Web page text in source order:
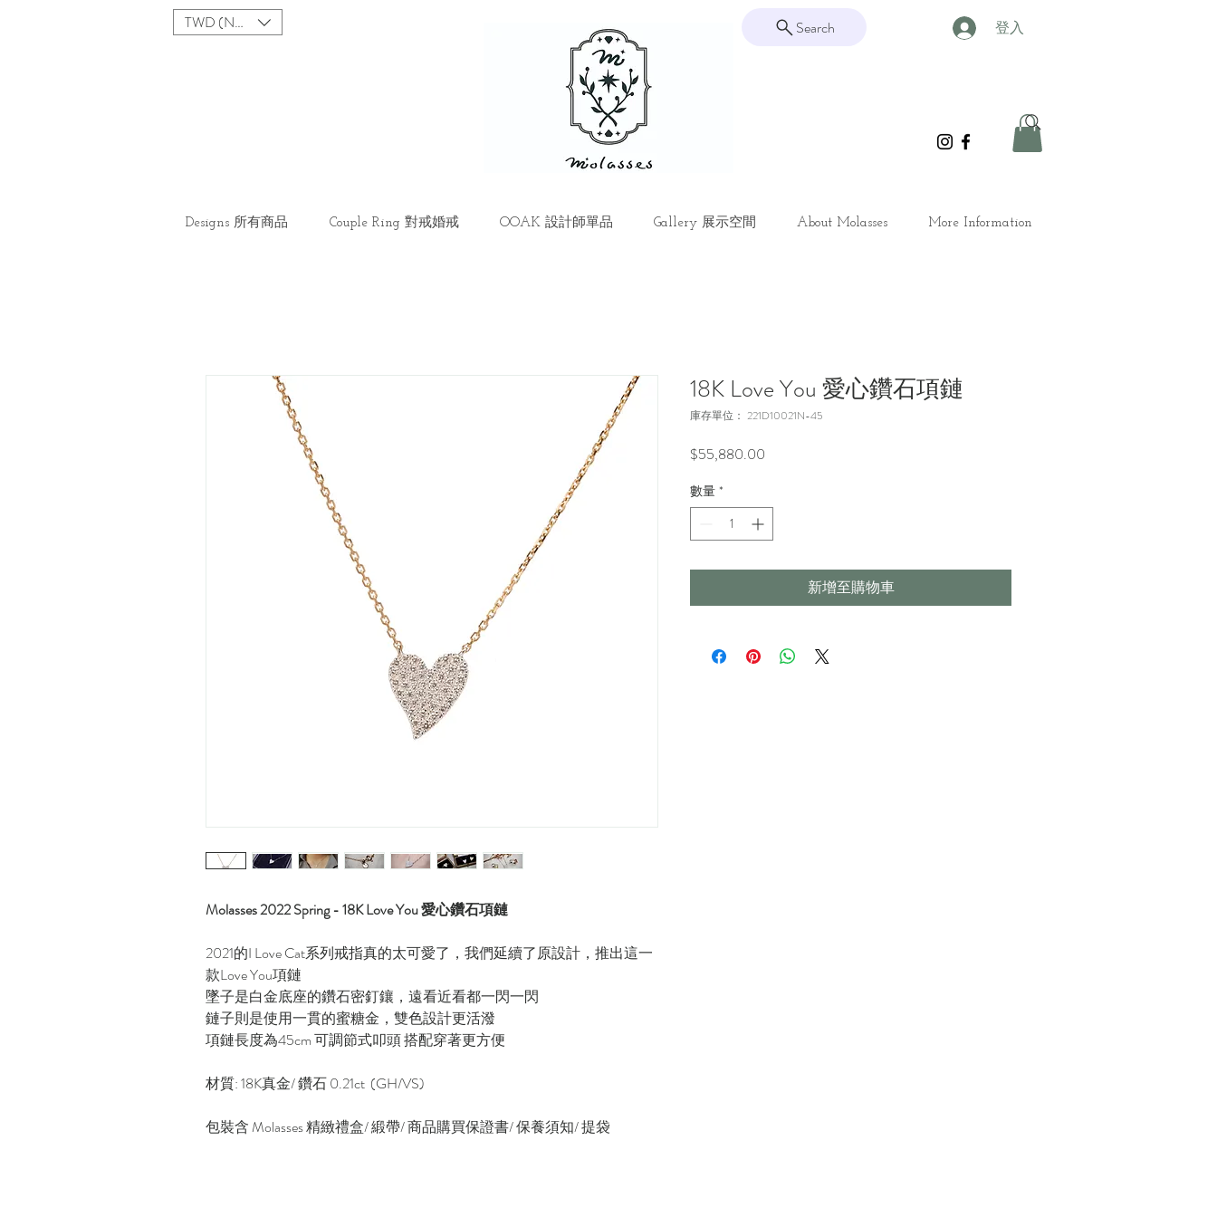
TWD (NT$) 登入
Search
Designs 所有商品 Couple Ring 對戒婚戒 OOAK 設計師單品 Gallery 展示空間 About Molasses More Information
Molasses 2022 Spring - 18K Love You 愛心鑽石項鏈
2021的I Love Cat系列戒指真的太可愛了，我們延續了原設計，推出這一
款Love You項鏈
墜子是白金底座的鑽石密釘鑲，遠看近看都一閃一閃
鏈子則是使用一貫的蜜糖金，雙色設計更活潑
項鏈長度為45cm 可調節式叩頭 搭配穿著更方便
材質: 18K真金/ 鑽石 0.21ct (GH/VS)
包裝含 Molasses 精緻禮盒/ 緞帶/ 商品購買保證書/ 保養須知/ 提袋
18K Love You 愛心鑽石項鏈
庫存單位： 221D10021N-45
$55,880.00
數量 *
新增至購物車